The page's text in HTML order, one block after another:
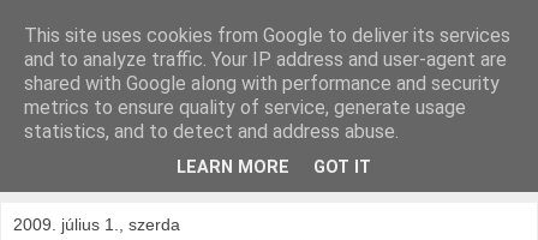
kockak.hu
Minden ami LEGO, repül és gurul.
2009. július 1., szerda
This site uses cookies from Google to deliver its services
and to analyze traffic. Your IP address and user-agent are
shared with Google along with performance and security
metrics to ensure quality of service, generate usage
statistics, and to detect and address abuse.
LEARN MORE GOT IT